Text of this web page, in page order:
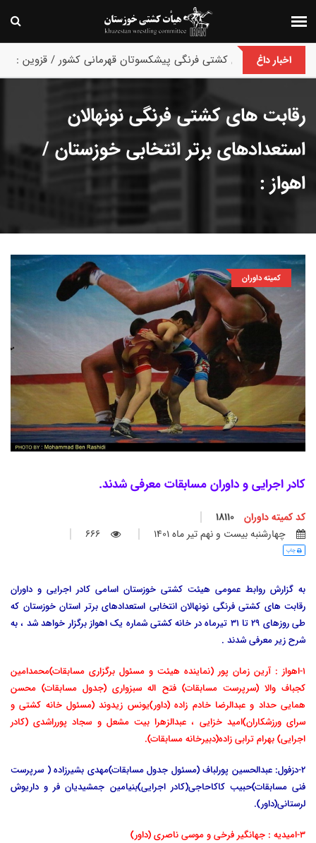
اخبار داغ
پایان رقابت های کشتی فرنگی پیشکسوتان قهرمانی کشور / قزوین :
رقابت های کشتی فرنگی نونهالان
استعدادهای برتر انتخابی خوزستان /
اهواز :
کمیته داوران
کادر اجرایی و داوران مسابقات معرفی شدند.
کد کمیته داوران
چهارشنبه بيست و نهم تير ماه 1401
666
چاپ
به گزارش روابط عمومی هیئت کشتی خوزستان اسامی کادر اجرایی و داوران
رقابت های کشتی فرنگی نونهالان انتخابی استعدادهای برتر استان خوزستان که
طی روزهای 29 تا 31 تیرماه در خانه کشتی شماره یک اهواز برگزار خواهد شد ، به
شرح زیر معرفی شدند .
1-اهواز : آرین زمان پور (نماینده هیئت و مسئول برگزاری مسابقات)محمدامین
کجباف والا (سرپرست مسابقات) فتح اله سبزواری (جدول مسابقات) محسن
همایی حداد و عبدالرضا خادم زاده (داور)یونس زیدوند (مسئول خانه کشتی و
سرای ورزشکاران)امید خزایی ، عبدالزهرا بیت مشعل و سجاد پورراشدی (کادر
اجرایی) بهرام ترابی زاده(دبیرخانه مسابقات).
2-دزفول: عبدالحسین پورلباف (مسئول جدول مسابقات)مهدی بشیرزاده ( سرپرست
فنی مسابقات)حبیب کاکاحاجی(کادر اجرایی)بنیامین جمشیدیان فر و داریوش
لرستانی(داور).
3-امیدیه : جهانگیر فرخی و موسی ناصری (داور)